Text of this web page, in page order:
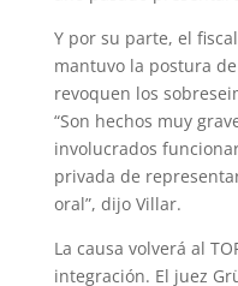
Y por su parte, el
mantuvo la postura
revoquen los
“Son hechos muy
involucrados
privada de
oral”, dijo Villar.
La causa volverá al
integración. El juez